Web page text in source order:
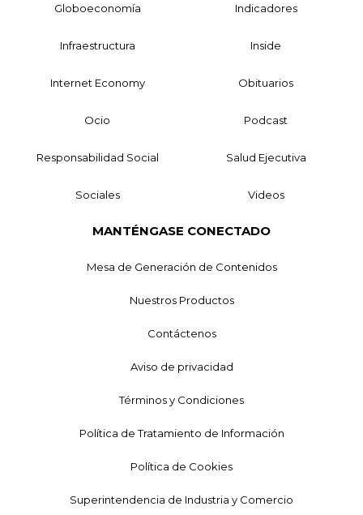
Globoeconomía Indicadores
Infraestructura Inside
Internet Economy Obituarios
Ocio Podcast
Responsabilidad Social Salud Ejecutiva
Sociales Videos
MANTÉNGASE CONECTADO
Mesa de Generación de Contenidos
Nuestros Productos
Contáctenos
Aviso de privacidad
Términos y Condiciones
Política de Tratamiento de Información
Política de Cookies
Superintendencia de Industria y Comercio